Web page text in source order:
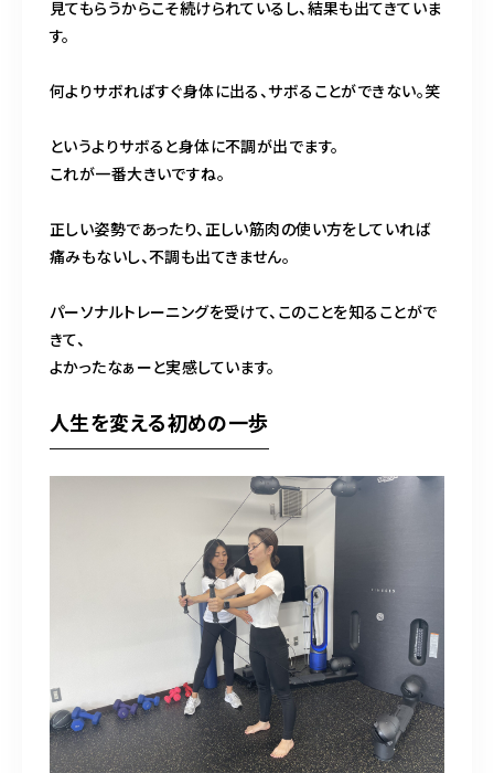
見てもらうからこそ続けられているし、結果も出てきていま
す。
何よりサボればすぐ身体に出る、サボることができない。笑
というよりサボると身体に不調が出でます。
これが一番大きいですね。
正しい姿勢であったり、正しい筋肉の使い方をしていれば
痛みもないし、不調も出てきません。
パーソナルトレーニングを受けて、このことを知ることがで
きて、
よかったなぁーと実感しています。
人生を変える初めの一歩